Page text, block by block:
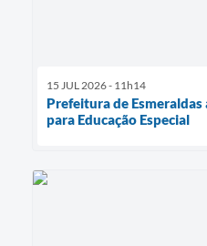
15 JUL 2026 - 11h14
Prefeitura de Esmeraldas
para Educação Especial